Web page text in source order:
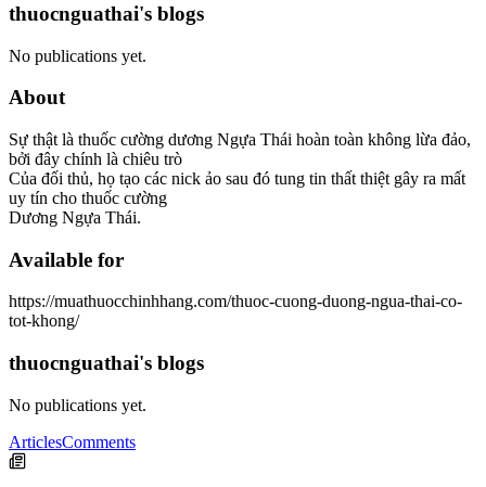
thuocnguathai's blogs
No publications yet.
About
Sự thật là thuốc cường dương Ngựa Thái hoàn toàn không lừa đảo,
bởi đây chính là chiêu trò
Của đối thủ, họ tạo các nick ảo sau đó tung tin thất thiệt gây ra mất
uy tín cho thuốc cường
Dương Ngựa Thái.
Available for
https://muathuocchinhhang.com/thuoc-cuong-duong-ngua-thai-co-
tot-khong/
thuocnguathai's blogs
No publications yet.
ArticlesComments